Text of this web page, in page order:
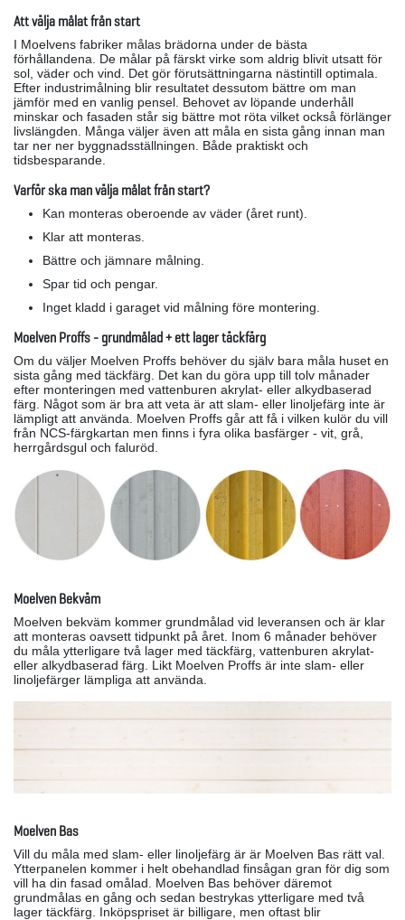
Att välja målat från start
I Moelvens fabriker målas brädorna under de bästa
förhållandena. De målar på färskt virke som aldrig blivit utsatt för
sol, väder och vind. Det gör förutsättningarna nästintill optimala.
Efter industrimålning blir resultatet dessutom bättre om man
jämför med en vanlig pensel. Behovet av löpande underhåll
minskar och fasaden står sig bättre mot röta vilket också förlänger
livslängden. Många väljer även att måla en sista gång innan man
tar ner ner byggnadsställningen. Både praktiskt och
tidsbesparande.
Varför ska man välja målat från start?
Kan monteras oberoende av väder (året runt).
Klar att monteras.
Bättre och jämnare målning.
Spar tid och pengar.
Inget kladd i garaget vid målning före montering.
Moelven Proffs - grundmålad + ett lager täckfärg
Om du väljer Moelven Proffs behöver du själv bara måla huset en
sista gång med täckfärg. Det kan du göra upp till tolv månader
efter monteringen med vattenburen akrylat- eller alkydbaserad
färg. Något som är bra att veta är att slam- eller linoljefärg inte är
lämpligt att använda. Moelven Proffs går att få i vilken kulör du vill
från NCS-färgkartan men finns i fyra olika basfärger - vit, grå,
herrgårdsgul och faluröd.
Moelven Bekväm
Moelven bekväm kommer grundmålad vid leveransen och är klar
att monteras oavsett tidpunkt på året. Inom 6 månader behöver
du måla ytterligare två lager med täckfärg, vattenburen akrylat-
eller alkydbaserad färg. Likt Moelven Proffs är inte slam- eller
linoljefärger lämpliga att använda.
Moelven Bas
Vill du måla med slam- eller linoljefärg är är Moelven Bas rätt val.
Ytterpanelen kommer i helt obehandlad finsågan gran för dig som
vill ha din fasad omålad. Moelven Bas behöver däremot
grundmålas en gång och sedan bestrykas ytterligare med två
lager täckfärg. Inköpspriset är billigare, men oftast blir